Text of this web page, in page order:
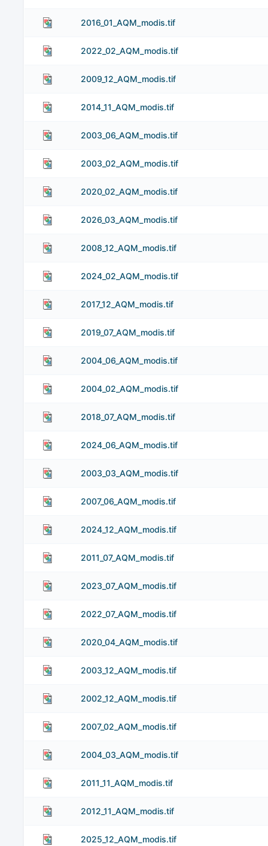
2016_01_AQM_modis.tif
2022_02_AQM_modis.tif
2009_12_AQM_modis.tif
2014_11_AQM_modis.tif
2003_06_AQM_modis.tif
2003_02_AQM_modis.tif
2020_02_AQM_modis.tif
2026_03_AQM_modis.tif
2008_12_AQM_modis.tif
2024_02_AQM_modis.tif
2017_12_AQM_modis.tif
2019_07_AQM_modis.tif
2004_06_AQM_modis.tif
2004_02_AQM_modis.tif
2018_07_AQM_modis.tif
2024_06_AQM_modis.tif
2003_03_AQM_modis.tif
2007_06_AQM_modis.tif
2024_12_AQM_modis.tif
2011_07_AQM_modis.tif
2023_07_AQM_modis.tif
2022_07_AQM_modis.tif
2020_04_AQM_modis.tif
2003_12_AQM_modis.tif
2002_12_AQM_modis.tif
2007_02_AQM_modis.tif
2004_03_AQM_modis.tif
2011_11_AQM_modis.tif
2012_11_AQM_modis.tif
2025_12_AQM_modis.tif